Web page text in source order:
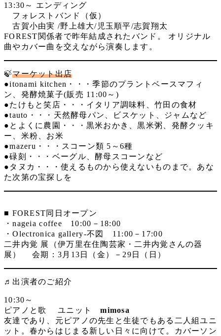
13:30～ エンディング
フォレストバンド（仮）
古賀小由実 /野上雄大/児玉順平/志賀翔太
FOREST関係者で昨年結成されたバンド。 オリジナル
曲やカバー曲を交えながら演奏します。
🍃マーケット出店
●itonami kitchen・・・季節のプラントベースマフィ
ン、発酵焼菓子(販売 11:00～)
●たけもと笑店・・・イタリア調味料、竹田の食材
●tauto・・・天然酵母パン、ビスケット、ジャムなど
●とよくに農園・・・黒米おかき、黒米粥、発酵クッキ
ー、米粉、お米
●mazeru・・・スコーン類 5～6種
●碌刻・・・ベーグル、酵母スコーンなど
●タヌカ・・・使えるものから使えないものまで。あな
た次第の宝探しを
■ FOREST同日オープン
・nageia coffee 10:00－18:00
・Olectronica gallery-不図 11:00－17:00
二井内覚 展（伊万里在住陶芸家・二井内覚さんの器
展） 会期：3月13日（金）－29日（日）
♬ 出演者のご紹介
10:30～
ピアノと歌 ユニットmimosa
友達であり、元ピアノの先生と生徒でもある二人組ユニ
ット。春からはじまる新しい日々に向けて。カバーソン